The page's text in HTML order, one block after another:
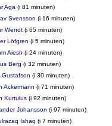
Aga (i 81 minuten)
Svensson (i 16 minuten)
Wendt (i 65 minuten)
Löfgren (i 5 minuten)
Aiesh (i 24 minuten)
Berg (i 32 minuten)
Gustafson (i 30 minuten)
Ackermann (i 71 minuten)
Kurtulus (i 92 minuten)
Johansson (i 97 minuten)
Ishaq (i 7 minuten)